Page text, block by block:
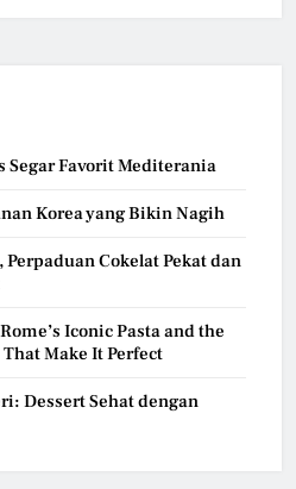
Segar Favorit Mediterania
Korea yang Bikin Nagih
Cokelat Pekat dan
Iconic Pasta and the
Make It Perfect
Dessert Sehat dengan